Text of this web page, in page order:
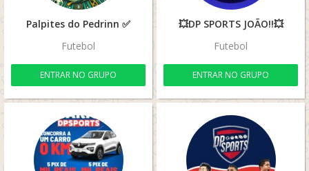
Palpites do Pedrinn ✅
Futebol
ENTRAR NO GRUPO
💥DP SPORTS JOÃO!!💥
Futebol
ENTRAR NO GRUPO